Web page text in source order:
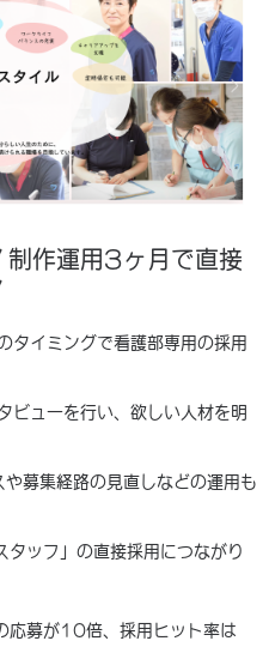
制作運用3ヶ月で直接
タイミングで看護部専用の採用
ビューを行い、欲しい人材を明
募集経路の見直しなどの運用も
ッフ」の直接採用につながり
応募が10倍、採用ヒット率は